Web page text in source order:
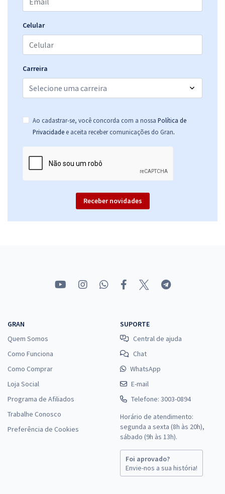
Celular
Carreira
Ao cadastrar-se, você concorda com a nossa Política de
Privacidade e aceita receber comunicações do Gran.
Receber novidades
GRAN
Quem Somos
Como Funciona
Como Comprar
Loja Social
Programa de Afiliados
Trabalhe Conosco
Preferência de Cookies
SUPORTE
Central de ajuda
Chat
WhatsApp
E-mail
Telefone: 3003-0894
Horário de atendimento:
segunda a sexta (8h às 20h),
sábado (9h às 13h).
Foi aprovado?
Envie-nos a sua história!